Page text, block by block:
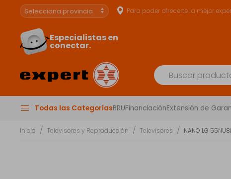
Para poder ofrecerte la mejor
Especialistas en
conectar.
Todas las CategoríasBRUFinanciaciónExtensión de
Inicio Televisores y Reproducción Televisores NANO LG